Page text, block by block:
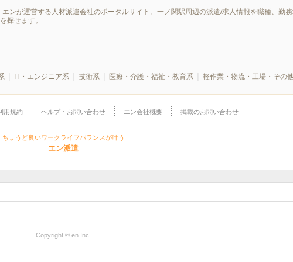
ンが運営する人材派遣会社のポータルサイト。一ノ関駅周辺の派遣/求人情報を職種、勤
探せます。
IT・エンジニア系 技術系 医療・介護・福祉・教育系 軽作業・物流・工場・その
用規約 ヘルプ・お問い合わせ エン会社概要 掲載のお問い合わせ
ちょうど良いワークライフバランスが叶う
エン派遣
Copyright © en Inc.